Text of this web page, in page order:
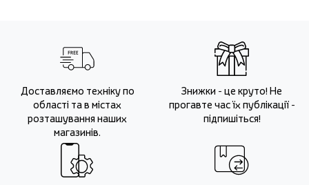
Доставляємо техніку по
області та в містах
розташування наших
магазинів.
Знижки - це круто! Не
прогавте час їх публікації -
підпишіться!